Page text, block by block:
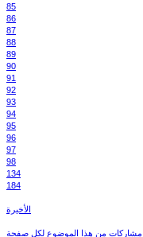
85
86
87
88
89
90
91
92
93
94
95
96
97
98
134
184
الأخيرة